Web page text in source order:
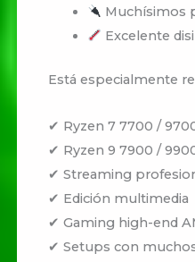
Muchísimos
Excelente
Está especialmente
✔ Ryzen 7 7700 /
✔ Ryzen 9 7900 /
✔ Streaming
✔ Edición multimedia
✔ Gaming high-end
✔ Setups con